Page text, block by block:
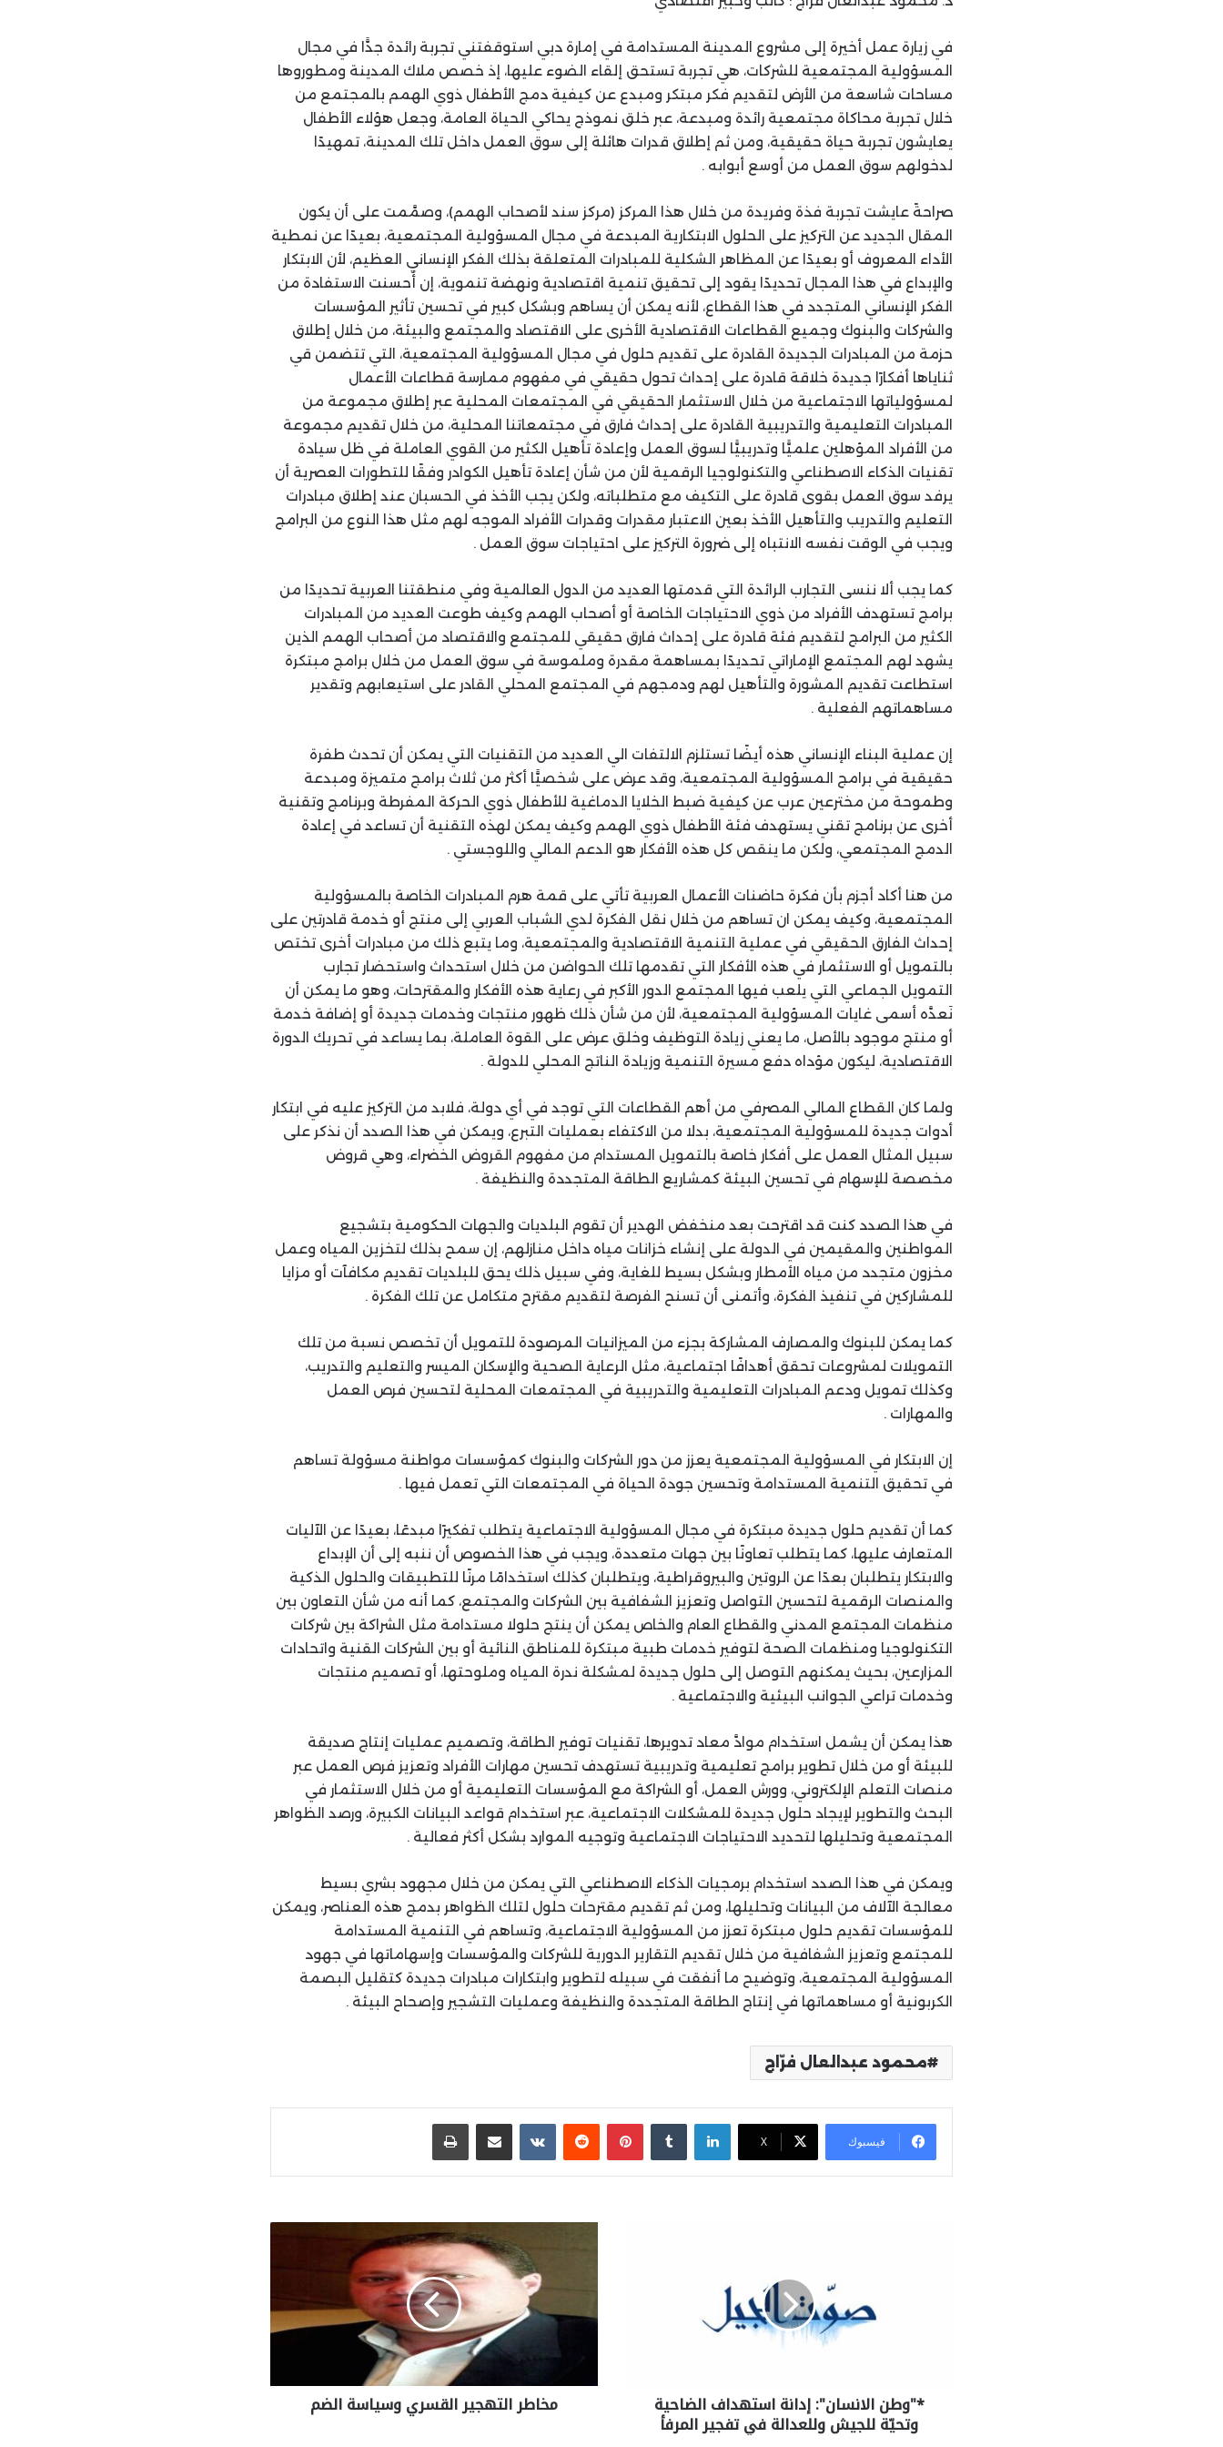
في زيارة عمل أخيرة إلى مشروع المدينة المستدامة في إمارة دبي استوقفتني تجربة رائدة جدًّا في مجال
المسؤولية المجتمعية للشركات، هي تجربة تستحق إلقاء الضوء عليها، إذ خصص ملاك المدينة ومطوروها
مساحات شاسعة من الأرض لتقديم فكر مبتكر ومبدع عن كيفية دمج الأطفال ذوي الهمم بالمجتمع من
خلال تجربة محاكاة مجتمعية رائدة ومبدعة، عبر خلق نموذج يحاكي الحياة العامة، وجعل هؤلاء الأطفال
يعايشون تجربة حياة حقيقية، ومن ثم إطلاق قدرات هائلة إلى سوق العمل داخل تلك المدينة، تمهيدًا
لدخولهم سوق العمل من أوسع أبوابه .
صراحةً عايشت تجربة فذة وفريدة من خلال هذا المركز (مركز سند لأصحاب الهمم)، وصمَّمت على أن يكون
المقال الجديد عن التركيز على الحلول الابتكارية المبدعة في مجال المسؤولية المجتمعية، بعيدًا عن نمطية
الأداء المعروف أو بعيدًا عن المظاهر الشكلية للمبادرات المتعلقة بذلك الفكر الإنساني العظيم، لأن الابتكار
والإبداع في هذا المجال تحديدًا يقود إلى تحقيق تنمية اقتصادية ونهضة تنموية، إن أُحسنت الاستفادة من
الفكر الإنساني المتجدد في هذا القطاع، لأنه يمكن أن يساهم وبشكل كبير في تحسين تأثير المؤسسات
والشركات والبنوك وجميع القطاعات الاقتصادية الأخرى على الاقتصاد والمجتمع والبيئة، من خلال إطلاق
حزمة من المبادرات الجديدة القادرة على تقديم حلول في مجال المسؤولية المجتمعية، التي تتضمن قي
ثناياها أفكارًا جديدة خلاقة قادرة على إحداث تحول حقيقي في مفهوم ممارسة قطاعات الأعمال
لمسؤولياتها الاجتماعية من خلال الاستثمار الحقيقي في المجتمعات المحلية عبر إطلاق مجموعة من
المبادرات التعليمية والتدريبية القادرة على إحداث فارق في مجتمعاتنا المحلية، من خلال تقديم مجموعة
من الأفراد المؤهلين علميًّا وتدريبيًّا لسوق العمل وإعادة تأهيل الكثير من القوي العاملة في ظل سيادة
تقنيات الذكاء الاصطناعي والتكنولوجيا الرقمية لأن من شأن إعادة تأهيل الكوادر وفقًا للتطورات العصرية أن
يرفد سوق العمل بقوى قادرة على التكيف مع متطلباته، ولكن يجب الأخذ في الحسبان عند إطلاق مبادرات
التعليم والتدريب والتأهيل الأخذ بعين الاعتبار مقدرات وقدرات الأفراد الموجه لهم مثل هذا النوع من البرامج
ويجب في الوقت نفسه الانتباه إلى ضرورة التركيز على احتياجات سوق العمل .
كما يجب ألا ننسى التجارب الرائدة التي قدمتها العديد من الدول العالمية وفي منطقتنا العربية تحديدًا من
برامج تستهدف الأفراد من ذوي الاحتياجات الخاصة أو أصحاب الهمم وكيف طوعت العديد من المبادرات
الكثير من البرامج لتقديم فئة قادرة على إحداث فارق حقيقي للمجتمع والاقتصاد من أصحاب الهمم الذين
يشهد لهم المجتمع الإماراتي تحديدًا بمساهمة مقدرة وملموسة في سوق العمل من خلال برامج مبتكرة
استطاعت تقديم المشورة والتأهيل لهم ودمجهم في المجتمع المحلي القادر على استيعابهم وتقدير
مساهماتهم الفعلية .
إن عملية البناء الإنساني هذه أيضًا تستلزم الالتفات الي العديد من التقنيات التي يمكن أن تحدث طفرة
حقيقية في برامج المسؤولية المجتمعية، وقد عرض على شخصيًّا أكثر من ثلاث برامج متميزة ومبدعة
وطموحة من مخترعين عرب عن كيفية ضبط الخلايا الدماغية للأطفال ذوي الحركة المفرطة وبرنامج وتقنية
أخرى عن برنامج تقني يستهدف فئة الأطفال ذوي الهمم وكيف يمكن لهذه التقنية أن تساعد في إعادة
الدمج المجتمعي، ولكن ما ينقص كل هذه الأفكار هو الدعم المالي واللوجستي .
من هنا أكاد أجزم بأن فكرة حاضنات الأعمال العربية تأتي على قمة هرم المبادرات الخاصة بالمسؤولية
المجتمعية، وكيف يمكن ان تساهم من خلال نقل الفكرة لدي الشباب العربي إلى منتج أو خدمة قادرتين على
إحداث الفارق الحقيقي في عملية التنمية الاقتصادية والمجتمعية، وما يتبع ذلك من مبادرات أخرى تختص
بالتمويل أو الاستثمار في هذه الأفكار التي تقدمها تلك الحواضن من خلال استحداث واستحضار تجارب
التمويل الجماعي التي يلعب فيها المجتمع الدور الأكبر في رعاية هذه الأفكار والمقترحات، وهو ما يمكن أن
نَعدَّه أسمى غايات المسؤولية المجتمعية، لأن من شأن ذلك ظهور منتجات وخدمات جديدة أو إضافة خدمة
أو منتج موجود بالأصل، ما يعني زيادة التوظيف وخلق عرض على القوة العاملة، بما يساعد في تحريك الدورة
الاقتصادية، ليكون مؤداه دفع مسيرة التنمية وزيادة الناتج المحلي للدولة .
ولما كان القطاع المالي المصرفي من أهم القطاعات التي توجد في أي دولة، فلابد من التركيز عليه في ابتكار
أدوات جديدة للمسؤولية المجتمعية، بدلا من الاكتفاء بعمليات التبرع، ويمكن في هذا الصدد أن نذكر على
سبيل المثال العمل على أفكار خاصة بالتمويل المستدام من مفهوم القروض الخضراء، وهي قروض
مخصصة للإسهام في تحسين البيئة كمشاريع الطاقة المتجددة والنظيفة .
في هذا الصدد كنت قد اقترحت بعد منخفض الهدير أن تقوم البلديات والجهات الحكومية بتشجيع
المواطنين والمقيمين في الدولة على إنشاء خزانات مياه داخل منازلهم، إن سمح بذلك لتخزين المياه وعمل
مخزون متجدد من مياه الأمطار وبشكل بسيط للغاية، وفي سبيل ذلك يحق للبلديات تقديم مكافآت أو مزايا
للمشاركين في تنفيذ الفكرة، وأتمنى أن تسنح الفرصة لتقديم مقترح متكامل عن تلك الفكرة .
كما يمكن للبنوك والمصارف المشاركة بجزء من الميزانيات المرصودة للتمويل أن تخصص نسبة من تلك
التمويلات لمشروعات تحقق أهدافًا اجتماعية، مثل الرعاية الصحية والإسكان الميسر والتعليم والتدريب،
وكذلك تمويل ودعم المبادرات التعليمية والتدريبية في المجتمعات المحلية لتحسين فرص العمل
والمهارات .
إن الابتكار في المسؤولية المجتمعية يعزز من دور الشركات والبنوك كمؤسسات مواطنة مسؤولة تساهم
في تحقيق التنمية المستدامة وتحسين جودة الحياة في المجتمعات التي تعمل فيها .
كما أن تقديم حلول جديدة مبتكرة في مجال المسؤولية الاجتماعية يتطلب تفكيرًا مبدعًا، بعيدًا عن الآليات
المتعارف عليها، كما يتطلب تعاونًا بين جهات متعددة، ويجب في هذا الخصوص أن ننبه إلى أن الإبداع
والابتكار يتطلبان بعدًا عن الروتين والبيروقراطية، ويتطلبان كذلك استخدامًا مرنًا للتطبيقات والحلول الذكية
والمنصات الرقمية لتحسين التواصل وتعزيز الشفافية بين الشركات والمجتمع، كما أنه من شأن التعاون بين
منظمات المجتمع المدني والقطاع العام والخاص يمكن أن ينتج حلولا مستدامة مثل الشراكة بين شركات
التكنولوجيا ومنظمات الصحة لتوفير خدمات طبية مبتكرة للمناطق النائية أو بين الشركات القنية واتحادات
المزارعين، بحيث يمكنهم التوصل إلى حلول جديدة لمشكلة ندرة المياه وملوحتها، أو تصميم منتجات
وخدمات تراعي الجوانب البيئية والاجتماعية .
هذا يمكن أن يشمل استخدام موادَّ معاد تدويرها، تقنيات توفير الطاقة، وتصميم عمليات إنتاج صديقة
للبيئة أو من خلال تطوير برامج تعليمية وتدريبية تستهدف تحسين مهارات الأفراد وتعزيز فرص العمل عبر
منصات التعلم الإلكتروني، وورش العمل، أو الشراكة مع المؤسسات التعليمية أو من خلال الاستثمار في
البحث والتطوير لإيجاد حلول جديدة للمشكلات الاجتماعية، عبر استخدام قواعد البيانات الكبيرة، ورصد الظواهر
المجتمعية وتحليلها لتحديد الاحتياجات الاجتماعية وتوجيه الموارد بشكل أكثر فعالية .
ويمكن في هذا الصدد استخدام برمجيات الذكاء الاصطناعي التي يمكن من خلال مجهود بشري بسيط
معالجة الآلاف من البيانات وتحليلها، ومن ثم تقديم مقترحات حلول لتلك الظواهر بدمج هذه العناصر، ويمكن
للمؤسسات تقديم حلول مبتكرة تعزز من المسؤولية الاجتماعية، وتساهم في التنمية المستدامة
للمجتمع وتعزيز الشفافية من خلال تقديم التقارير الدورية للشركات والمؤسسات وإسهاماتها في جهود
المسؤولية المجتمعية، وتوضيح ما أنفقت في سبيله لتطوير وابتكارات مبادرات جديدة كتقليل البصمة
الكربونية أو مساهماتها في إنتاج الطاقة المتجددة والنظيفة وعمليات التشجير وإصحاح البيئة .
محمود عبدالعال فرّاج
فيسبوك X
لينكدإن بينتيريست مشاركة عبر البريد طباعة
*"وطن الانسان": إدانة استهداف الضاحية
وتحيّة للجيش وللعدالة في تفجير المرفأ
مخاطر التهجير القسري وسياسة الضم